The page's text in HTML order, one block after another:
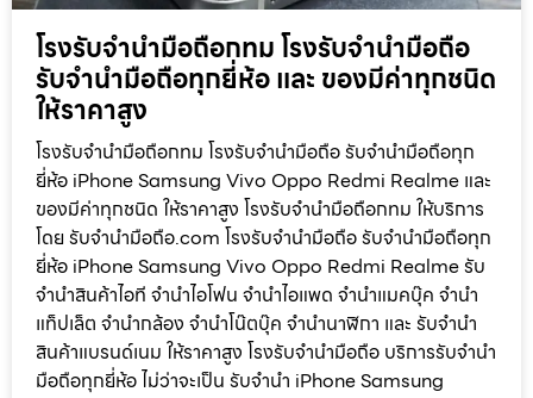
โรงรับจำนำมือถือกทม โรงรับจำนำมือถือ
รับจำนำมือถือทุกยี่ห้อ และ ของมีค่าทุกชนิด
ให้ราคาสูง
โรงรับจำนำมือถือกทม โรงรับจำนำมือถือ รับจำนำมือถือทุก
ยี่ห้อ iPhone Samsung Vivo Oppo Redmi Realme และ
ของมีค่าทุกชนิด ให้ราคาสูง โรงรับจำนำมือถือกทม ให้บริการ
โดย รับจํานํามือถือ.com โรงรับจำนำมือถือ รับจำนำมือถือทุก
ยี่ห้อ iPhone Samsung Vivo Oppo Redmi Realme รับ
จำนำสินค้าไอที จำนำไอโฟน จำนำไอแพด จำนำแมคบุ๊ค จำนำ
แท็ปเล็ต จำนำกล้อง จำนำโน๊ตบุ๊ค จำนำนาฬิกา และ รับจำนำ
สินค้าแบรนด์เนม ให้ราคาสูง โรงรับจำนำมือถือ บริการรับจำนำ
มือถือทุกยี่ห้อ ไม่ว่าจะเป็น รับจำนำ iPhone Samsung